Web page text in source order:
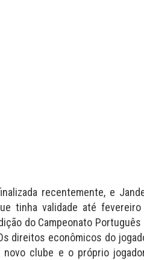
recentemente, e
tinha validade até
do Campeonato
direitos econômicos do
clube e o próprio